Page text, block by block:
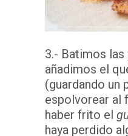
3.- Batimos las
añadimos el
(guardando un
espolvorear al
haber frito el
haya perdido